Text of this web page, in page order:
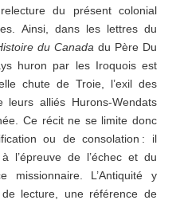
du présent colonial
Ainsi, dans les lettres du
du Canada du Père Du
huron par les Iroquois est
chute de Troie, l’exil des
leurs alliés Hurons-Wendats
Ce récit ne se limite donc
ou de consolation : il
l’épreuve de l’échec et du
missionnaire. L’Antiquité y
lecture, une référence de